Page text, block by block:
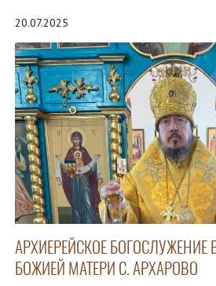
20.07.2025
АРХИЕРЕЙСКОЕ
БОЖИЕЙ МАТЕРИ С. АРХАРОВО